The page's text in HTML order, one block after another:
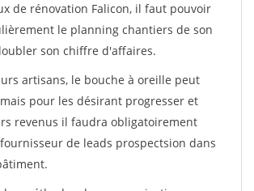
de rénovation Falicon, il faut pouvoir
le planning chantiers de son
son chiffre d'affaires.
artisans, le bouche à oreille peut
pour les désirant progresser et
revenus il faudra obligatoirement
de leads prospectsion dans